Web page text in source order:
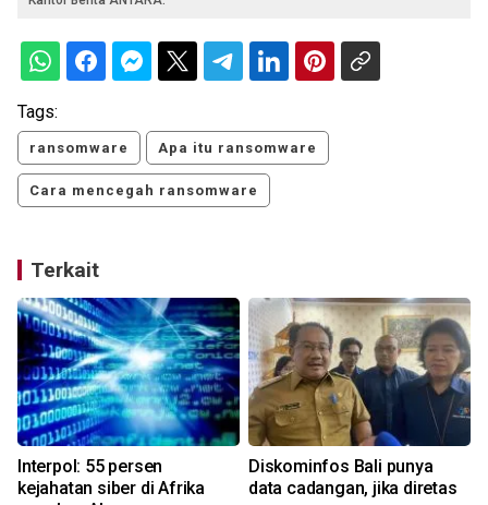
Tags:
ransomware Apa itu ransomware
Cara mencegah ransomware
Terkait
Interpol: 55 persen
kejahatan siber di Afrika
Diskominfos Bali punya
data cadangan, jika diretas